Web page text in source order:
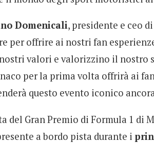
Domenicali, presidente e ceo
per offrire ai nostri fan
valori e valorizzino il nostro
per la prima volta offrirà ai fan
questo evento iconico
del Gran Premio di Formula 1 di
a bordo pista durante i